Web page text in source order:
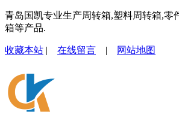
青岛国凯专业生产周转箱,塑料周转箱,零
箱等产品.
收藏本站 | 在线留言 | 网站地图